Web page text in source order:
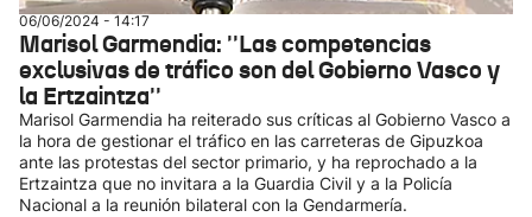
06/06/2024 - 14:17
Marisol Garmendia: ''Las competencias
exclusivas de tráfico son del Gobierno Vasco y
la Ertzaintza''
Marisol Garmendia ha reiterado sus críticas al Gobierno Vasco a
la hora de gestionar el tráfico en las carreteras de Gipuzkoa
ante las protestas del sector primario, y ha reprochado a la
Ertzaintza que no invitara a la Guardia Civil y a la Policía
Nacional a la reunión bilateral con la Gendarmería.